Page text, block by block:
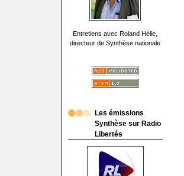
Entretiens avec Roland Hélie,
directeur de Synthèse nationale
Les émissions
Synthèse sur Radio
Libertés